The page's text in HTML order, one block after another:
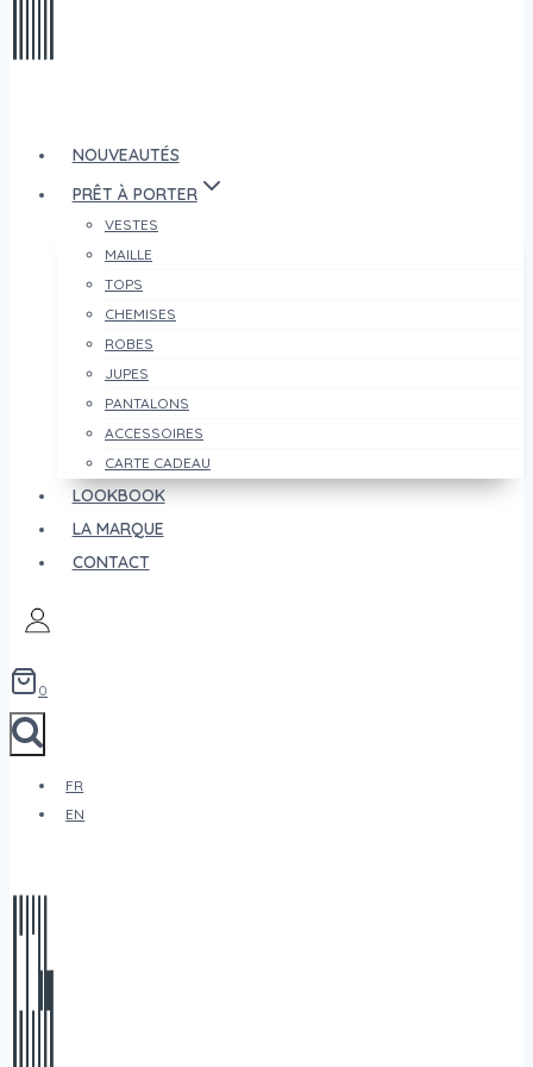
NOUVEAUTÉS
PRÊT À PORTER
VESTES
MAILLE
TOPS
CHEMISES
ROBES
JUPES
PANTALONS
ACCESSOIRES
CARTE CADEAU
LOOKBOOK
LA MARQUE
CONTACT
0
FR
EN